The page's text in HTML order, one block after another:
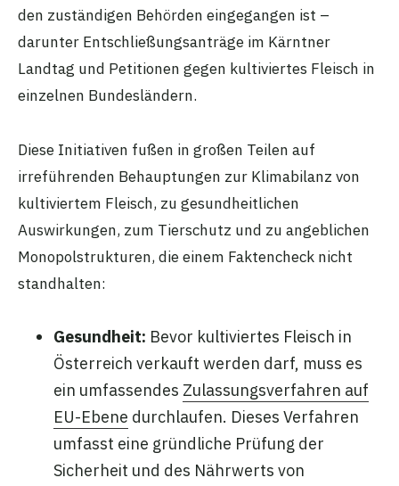
den zuständigen Behörden eingegangen ist –
darunter Entschließungsanträge im Kärntner
Landtag und Petitionen gegen kultiviertes Fleisch in
einzelnen Bundesländern.
Diese Initiativen fußen in großen Teilen auf
irreführenden Behauptungen zur Klimabilanz von
kultiviertem Fleisch, zu gesundheitlichen
Auswirkungen, zum Tierschutz und zu angeblichen
Monopolstrukturen, die einem Faktencheck nicht
standhalten:
Gesundheit: Bevor kultiviertes Fleisch in
Österreich verkauft werden darf, muss es
ein umfassendes Zulassungsverfahren auf
EU-Ebene durchlaufen. Dieses Verfahren
umfasst eine gründliche Prüfung der
Sicherheit und des Nährwerts von